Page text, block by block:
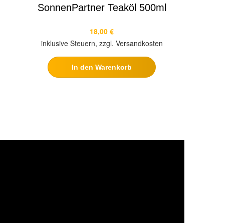
SonnenPartner Teaköl 500ml
18,00 €
inklusive Steuern, zzgl. Versandkosten
In den Warenkorb